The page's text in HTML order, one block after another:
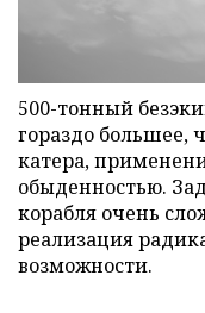
500-тонный
гораздо большее,
катера,
обыденностью.
корабля очень
реализация
возможности.